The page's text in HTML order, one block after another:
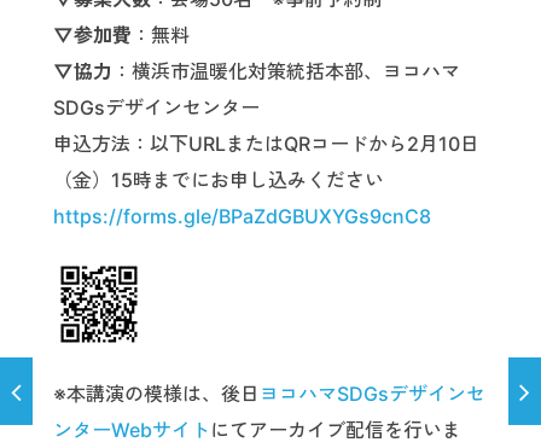
▽参加費 ：無料
▽協力 ：横浜市温暖化対策統括本部、ヨコハマ
SDGsデザインセンター
申込方法：以下URLまたはQRコードから2月10日
（金）15時までにお申し込みください
https://forms.gle/BPaZdGBUXYGs9cnC8
※本講演の模様は、後日 ヨコハマSDGsデザインセ
ンターWebサイト にてアーカイブ配信を行いま